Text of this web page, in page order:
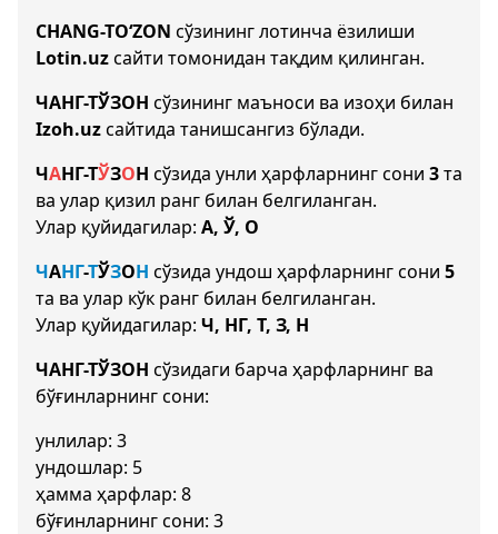
CHANG-TO‘ZON сўзининг лотинча ёзилиши
Lotin.uzсайти томонидан тақдим қилинган.
ЧАНГ-ТЎЗОН сўзининг маъноси ва изоҳи билан
Izoh.uzсайтида танишсангиз бўлади.
ЧАНГ-ТЎЗОН сўзида унли ҳарфларнинг сони 3та
ва улар қизил ранг билан белгиланган.
Улар қуйидагилар: А, Ў, О
ЧАНГ-ТЎЗОН сўзида ундош ҳарфларнинг сони 5
та ва улар кўк ранг билан белгиланган.
Улар қуйидагилар: Ч, НГ, Т, З, Н
ЧАНГ-ТЎЗОН сўзидаги барча ҳарфларнинг ва
бўғинларнинг сони:
унлилар: 3
ундошлар: 5
ҳамма ҳарфлар: 8
бўғинларнинг сони: 3